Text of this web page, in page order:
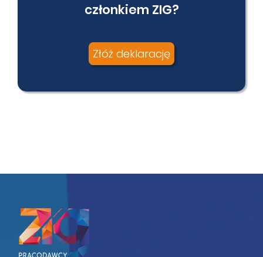
członkiem ZIG?
Złóż deklarację